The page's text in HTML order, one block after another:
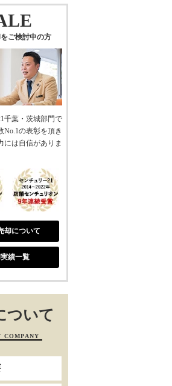
ご検討中の方
千葉・茨城部門で
No.1の表彰を頂き
には自信がありま
却について
績一覧
ついて
COMPANY